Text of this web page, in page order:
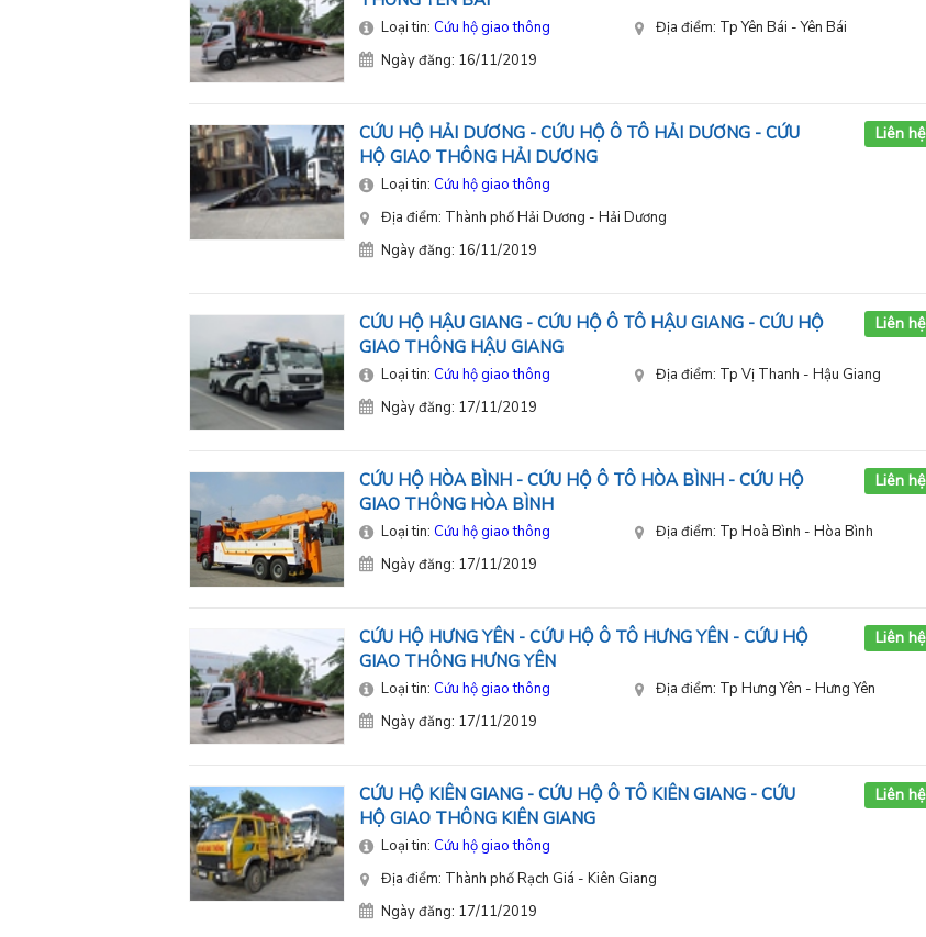
Loại tin: Cứu hộ giao thông
Địa điểm: Tp Yên Bái - Yên Bái
Ngày đăng: 16/11/2019
CỨU HỘ HẢI DƯƠNG - CỨU HỘ Ô TÔ HẢI DƯƠNG - CỨU
HỘ GIAO THÔNG HẢI DƯƠNG
Liên hệ
Loại tin: Cứu hộ giao thông
Địa điểm: Thành phố Hải Dương - Hải Dương
Ngày đăng: 16/11/2019
CỨU HỘ HẬU GIANG - CỨU HỘ Ô TÔ HẬU GIANG - CỨU HỘ
GIAO THÔNG HẬU GIANG
Liên hệ
Loại tin: Cứu hộ giao thông
Địa điểm: Tp Vị Thanh - Hậu Giang
Ngày đăng: 17/11/2019
CỨU HỘ HÒA BÌNH - CỨU HỘ Ô TÔ HÒA BÌNH - CỨU HỘ
GIAO THÔNG HÒA BÌNH
Liên hệ
Loại tin: Cứu hộ giao thông
Địa điểm: Tp Hoà Bình - Hòa Bình
Ngày đăng: 17/11/2019
CỨU HỘ HƯNG YÊN - CỨU HỘ Ô TÔ HƯNG YÊN - CỨU HỘ
GIAO THÔNG HƯNG YÊN
Liên hệ
Loại tin: Cứu hộ giao thông
Địa điểm: Tp Hưng Yên - Hưng Yên
Ngày đăng: 17/11/2019
CỨU HỘ KIÊN GIANG - CỨU HỘ Ô TÔ KIÊN GIANG - CỨU
HỘ GIAO THÔNG KIÊN GIANG
Liên hệ
Loại tin: Cứu hộ giao thông
Địa điểm: Thành phố Rạch Giá - Kiên Giang
Ngày đăng: 17/11/2019